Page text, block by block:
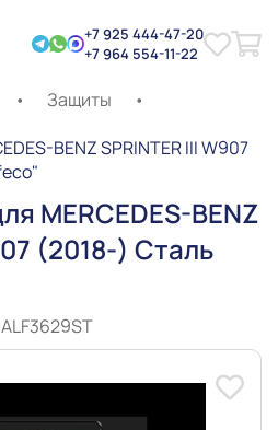
+7 925 444-47-20
+7 964 554-11-22
• Защиты
•
BENZ SPRINTER III W907
MERCEDES-BENZ
(2018-) Сталь